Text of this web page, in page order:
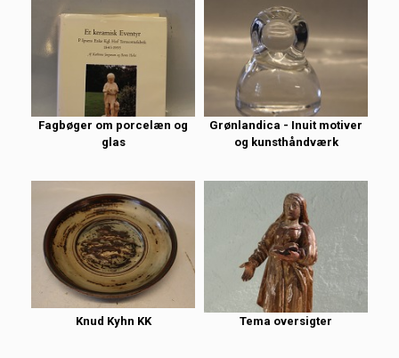
Fagbøger om porcelæn og
glas
Grønlandica - Inuit motiver
og kunsthåndværk
Knud Kyhn KK Tema oversigter